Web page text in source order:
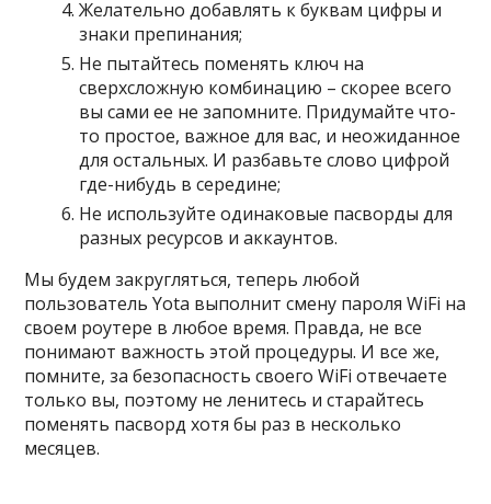
Желательно добавлять к буквам цифры и
знаки препинания;
Не пытайтесь поменять ключ на
сверхсложную комбинацию – скорее всего
вы сами ее не запомните. Придумайте что-
то простое, важное для вас, и неожиданное
для остальных. И разбавьте слово цифрой
где-нибудь в середине;
Не используйте одинаковые пасворды для
разных ресурсов и аккаунтов.
Мы будем закругляться, теперь любой
пользователь Yota выполнит смену пароля WiFi на
своем роутере в любое время. Правда, не все
понимают важность этой процедуры. И все же,
помните, за безопасность своего WiFi отвечаете
только вы, поэтому не ленитесь и старайтесь
поменять пасворд хотя бы раз в несколько
месяцев.